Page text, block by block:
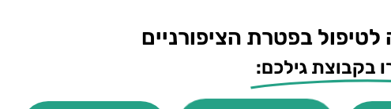
בפטרת הציפורניים
בקבוצת גילכם: